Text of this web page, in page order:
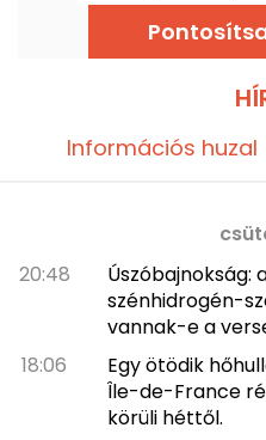
Információs huzal
20:48
Úszóbajnokság:
szénhidrogén-
vannak-e a
18:06
Egy ötödik
Île-de-France
körüli héttől.